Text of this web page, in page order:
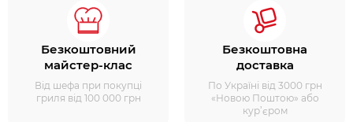
Безкоштовний
майстер-клас
Від шефа при покупці
гриля від 100 000 грн
Безкоштовна
доставка
По Україні від 3000 грн
«Новою Поштою» або
кур’єром